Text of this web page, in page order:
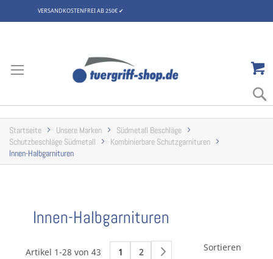
VERSANDKOSTENFREI AB 250€ ✔
springen
Startseite Unsere Marken
Südmetall Beschläge
Schutzbeschläge Südmetall
Kombinierbare Schutzgarnituren
Innen-Halbgarnituren
Innen-Halbgarnituren
Artikel 1-28 von 43 1 2
Sortieren